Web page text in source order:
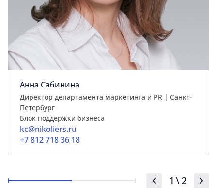
Анна Сабинина
Директор департамента маркетинга и PR | Cанкт-
Петербург
Блок поддержки бизнеса
kc@nikoliers.ru
+7 812 718 36 18
1 \2